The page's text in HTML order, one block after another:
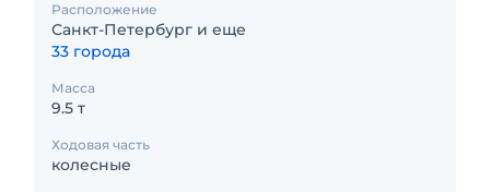
Расположение
Санкт-Петербург и еще
33 города
Масса
9.5 т
Ходовая часть
колесные